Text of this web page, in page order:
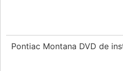
Pontiac Montana DVD de